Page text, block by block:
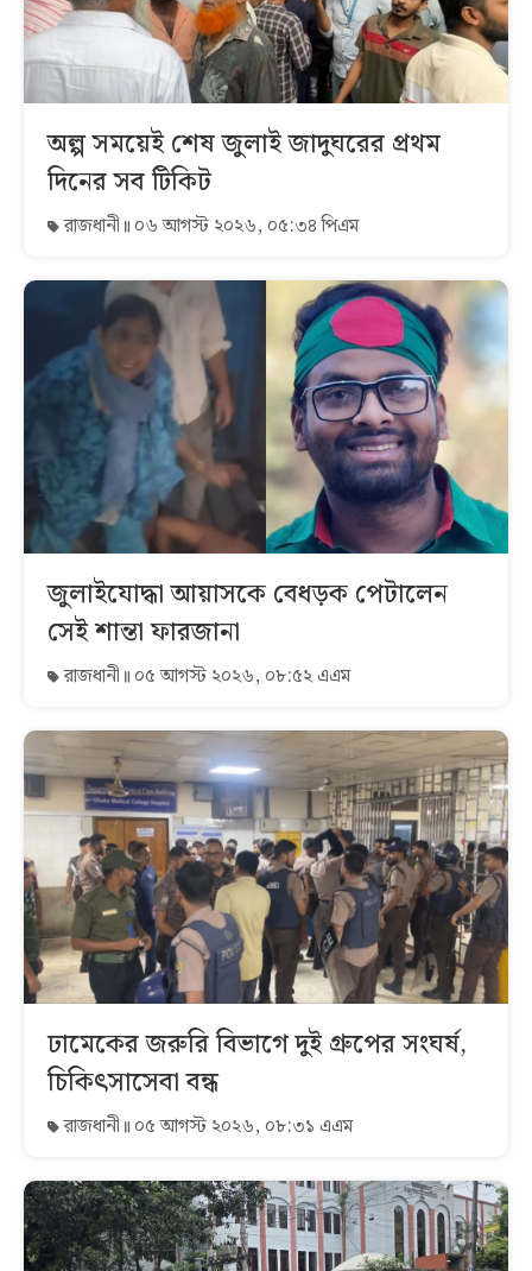
অল্প সময়েই শেষ জুলাই জাদুঘরের প্রথম
দিনের সব টিকিট
রাজধানী ০৬ আগস্ট ২০২৬, ০৫:৩৪ পিএম
জুলাইযোদ্ধা আয়াসকে বেধড়ক পেটালেন
সেই শান্তা ফারজানা
রাজধানী ০৫ আগস্ট ২০২৬, ০৮:৫২ এএম
ঢামেকের জরুরি বিভাগে দুই গ্রুপের সংঘর্ষ,
চিকিৎসাসেবা বন্ধ
রাজধানী ০৫ আগস্ট ২০২৬, ০৮:৩১ এএম